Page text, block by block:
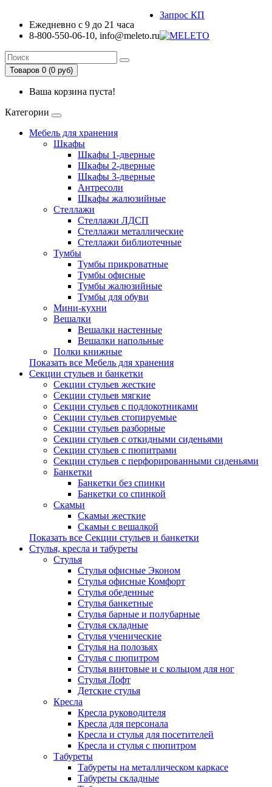
Ежедневно с 9 до 21 часа
8-800-550-06-10, info@meleto.ru
Запрос КП
Товаров 0 (0 pуб)
Ваша корзина пуста!
Категории
Мебель для хранения
Шкафы
Шкафы 1-дверные
Шкафы 2-дверные
Шкафы 3-дверные
Антресоли
Шкафы жалюзийные
Стеллажи
Стеллажи ЛДСП
Стеллажи металлические
Стеллажи библиотечные
Тумбы
Тумбы прикроватные
Тумбы офисные
Тумбы жалюзийные
Тумбы для обуви
Мини-кухни
Вешалки
Вешалки настенные
Вешалки напольные
Полки книжные
Показать все Мебель для хранения
Секции стульев и банкетки
Секции стульев жесткие
Секции стульев мягкие
Секции стульев с подлокотниками
Секции стульев стопируемые
Секции стульев разборные
Секции стульев с откидными сиденьями
Секции стульев с пюпитрами
Секции стульев с перфорированными сиденьями
Банкетки
Банкетки без спинки
Банкетки со спинкой
Скамьи
Скамьи жесткие
Скамьи с вешалкой
Показать все Секции стульев и банкетки
Стулья, кресла и табуреты
Стулья
Стулья офисные Эконом
Стулья офисные Комфорт
Стулья обеденные
Стулья банкетные
Стулья барные и полубарные
Стулья складные
Стулья ученические
Стулья на полозьях
Стулья с пюпитром
Стулья винтовые и с кольцом для ног
Стулья Лофт
Детские стулья
Кресла
Кресла руководителя
Кресла для персонала
Кресла и стулья для посетителей
Кресла и стулья с пюпитром
Табуреты
Табуреты на металлическом каркасе
Табуреты складные